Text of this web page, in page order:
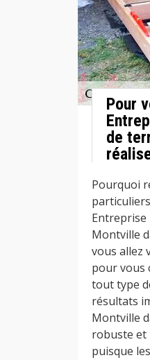
Pour
de
Pourquoi
Entreprise
Montville
vous allez
pour vous
tout type
résultats
Montville
robuste et
puisque